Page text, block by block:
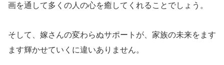
画を通して多くの人の心を癒してくれることでしょう。
そして、嫁さんの変わらぬサポートが、家族の未来をます
ます輝かせていくに違いありません。